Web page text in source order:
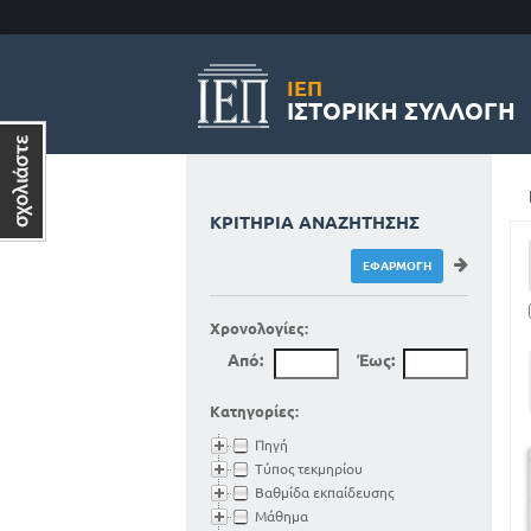
ΙΕΠ
ΙΣΤΟΡΙΚΉ ΣΥΛΛΟΓΉ
ΚΡΙΤΉΡΙΑ ΑΝΑΖΉΤΗΣΗΣ
Χρονολογίες:
Από: Έως:
Κατηγορίες:
Πηγή
Τύπος τεκμηρίου
Βαθμίδα εκπαίδευσης
Μάθημα